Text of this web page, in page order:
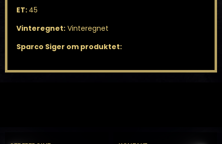
ET: 45
Vinteregnet:Vinteregnet
Sparco Siger om produktet: